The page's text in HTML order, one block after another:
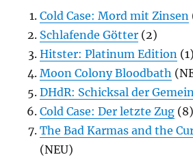
Cold Case: Mord mit Zinsen
Schlafende Götter (2)
Hitster: Platinum Edition (1)
Moon Colony Bloodbath
DHdR: Schicksal der
Cold Case: Der letzte Zug (8)
The Bad Karmas and the
(NEU)